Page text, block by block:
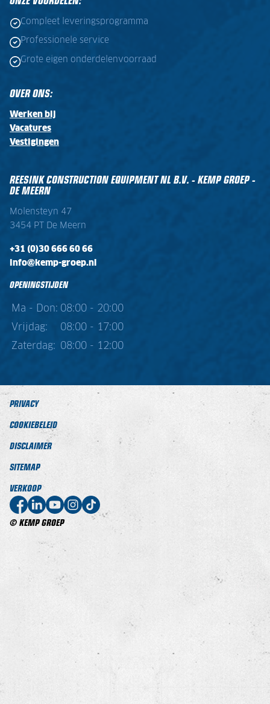
Compleet leveringsprogramma
Professionele service
Grote eigen onderdelenvoorraad
OVER ONS:
Werken bij
Vacatures
Vestigingen
REESINK CONSTRUCTION EQUIPMENT NL B.V. - KEMP GROEP -
DE MEERN
Molensteyn 47
3454 PT De Meern
+31 (0)30 666 60 66
info@kemp-groep.nl
OPENINGSTIJDEN
Ma - Don: 08:00 - 20:00
Vrijdag:
08:00 - 17:00
Zaterdag:
08:00 - 12:00
© KEMP GROEP
PRIVACY
COOKIEBELEID
DISCLAIMER
SITEMAP
VERKOOP